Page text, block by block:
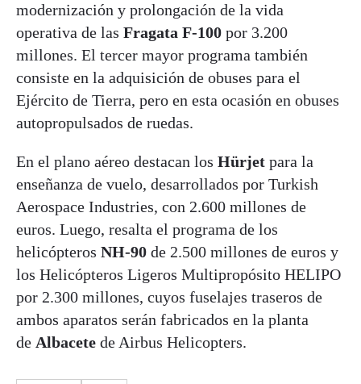
modernización y prolongación de la vida
operativa de las Fragata F-100 por 3.200
millones. El tercer mayor programa también
consiste en la adquisición de obuses para el
Ejército de Tierra, pero en esta ocasión en obuses
autopropulsados de ruedas.
En el plano aéreo destacan los Hürjet para la
enseñanza de vuelo, desarrollados por Turkish
Aerospace Industries, con 2.600 millones de
euros. Luego, resalta el programa de los
helicópteros NH-90 de 2.500 millones de euros y
los Helicópteros Ligeros Multipropósito HELIPO
por 2.300 millones, cuyos fuselajes traseros de
ambos aparatos serán fabricados en la planta
de Albacete de Airbus Helicopters.